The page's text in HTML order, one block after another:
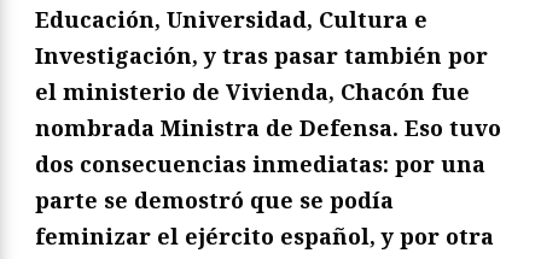
Educación, Universidad, Cultura e
Investigación, y tras pasar también por
el ministerio de Vivienda, Chacón fue
nombrada Ministra de Defensa. Eso tuvo
dos consecuencias inmediatas: por una
parte se demostró que se podía
feminizar el ejército español, y por otra